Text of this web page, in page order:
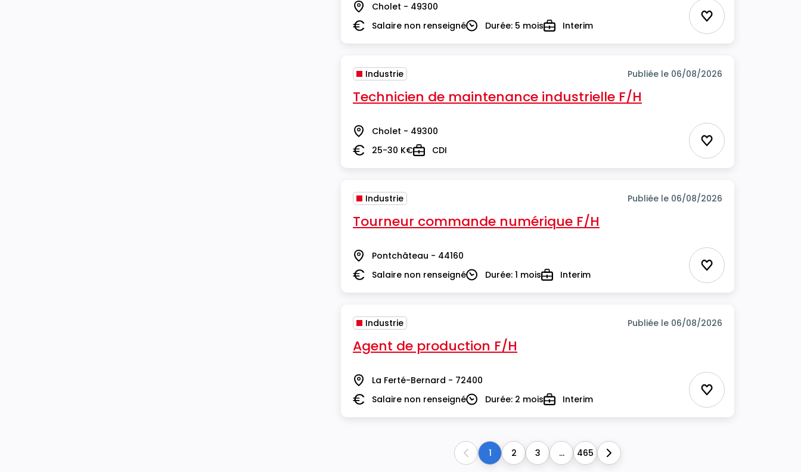
Lieu Cholet - 49300
SalaireSalaire non renseignéDuréeDurée: 5 moisTypeInterim Ajouter aux
Industrie Publiée le 06/08/2026
Technicien de maintenance industrielle F/H
Lieu Cholet - 49300
Salaire25-30 K€TypeCDI Ajouter aux
Industrie Publiée le 06/08/2026
Tourneur commande numérique F/H
Lieu Pontchâteau - 44160
SalaireSalaire non renseignéDuréeDurée: 1 moisTypeInterim Ajouter aux
Industrie Publiée le 06/08/2026
Agent de production F/H
Lieu La Ferté-Bernard - 72400
SalaireSalaire non renseignéDuréeDurée: 2 moisTypeInterim Ajouter aux
Previous
1 2 3 ... 465 Next